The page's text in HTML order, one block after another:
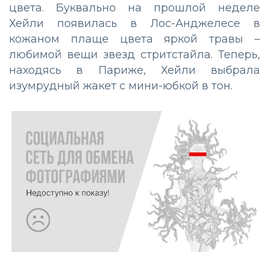
цвета. Буквально на прошлой неделе
Хейли появилась в Лос-Анджелесе в
кожаном плаще цвета яркой травы –
любимой вещи звезд стритстайла. Теперь,
находясь в Париже, Хейли выбрала
изумрудный жакет с мини-юбкой в тон.